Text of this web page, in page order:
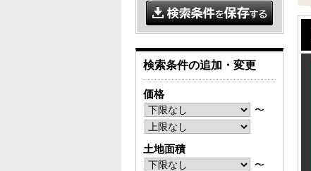
検索条件の追加・変更
価格
〜
土地面積
〜